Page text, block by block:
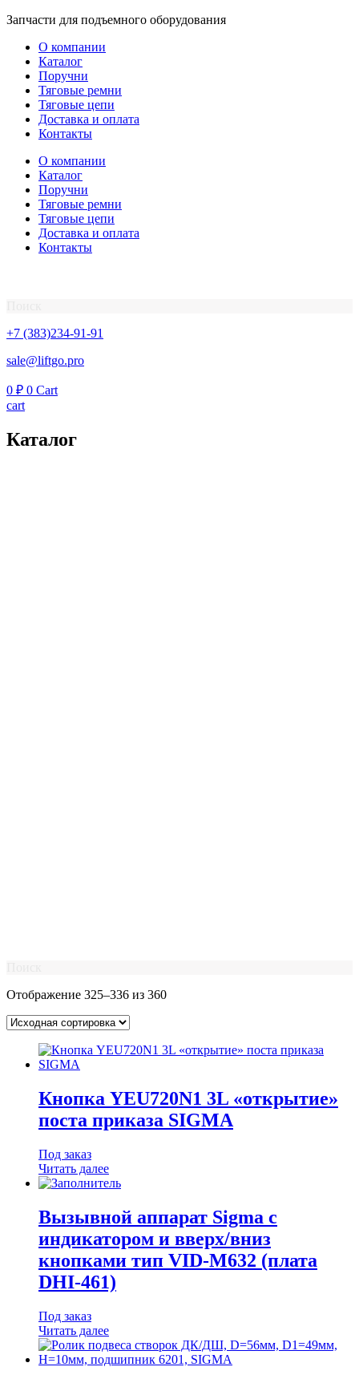
Перейти
содержимому
Запчасти для подъемного оборудования
О компании
Каталог
Поручни
Тяговые ремни
Тяговые цепи
Доставка и оплата
Контакты
О компании
Каталог
Поручни
Тяговые ремни
Тяговые цепи
Доставка и оплата
Контакты
+7 (383)234-91-91
sale@liftgo.pro
0 ₽ 0 Cart
cart
Каталог
Отображение 325–336 из 360
Кнопка YEU720N1 3L «открытие»
поста приказа SIGMA
Под заказ
Читать далее
Вызывной аппарат Sigma с
индикатором и вверх/вниз
кнопками тип VID-М632 (плата
DHI-461)
Под заказ
Читать далее